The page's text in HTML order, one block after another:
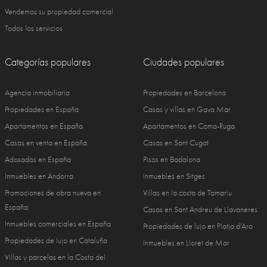
Vendemos su propiedad comercial
Todos los servicios
Categorías populares
Agencia inmobiliaria
Propiedades en España
Apartamentos en España
Casas en venta en España
Adosados en España
Inmuebles en Andorra
Promociones de obra nueva en
España
Inmuebles comerciales en España
Propiedades de lujo en Cataluña
Villas y parcelas en la Costa del
Ciudades populares
Propiedades en Barcelona
Casas y villas en Gava Mar
Apartamentos en Coma-Ruga
Casas en Sant Cugat
Pisos en Badalona
Inmuebles en Sitges
Villas en la costa de Tamariu
Casas en Sant Andreu de Llavaneres
Propiedades de lujo en Platja d'Aro
Inmuebles en Lloret de Mar